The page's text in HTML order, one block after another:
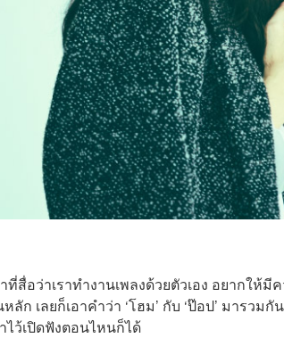
สื่อว่าเราทำงานเพลงด้วยตัวเอง อยากให้มี
ก เลยก็เอาคำว่า ‘โฮม’ กับ ‘ป๊อป’ มารวม
ไว้เปิดฟังตอนไหนก็ได้